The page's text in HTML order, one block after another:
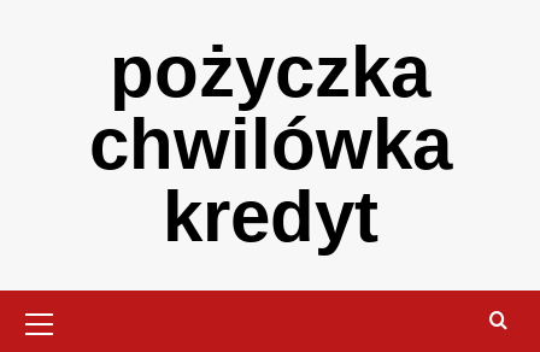
pożyczka
chwilówka
kredyt
Menu